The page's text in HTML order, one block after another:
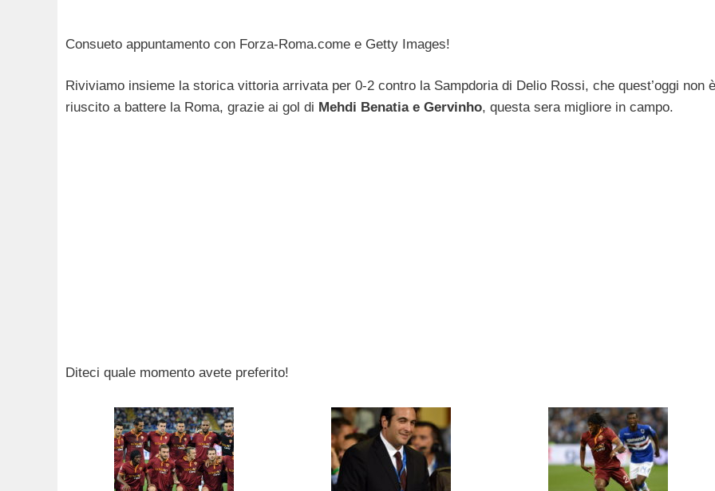
Consueto appuntamento con Forza-Roma.come e Getty Images!
Riviviamo insieme la storica vittoria arrivata per 0-2 contro la Sampdoria di Delio Rossi, che quest’oggi non è
riuscito a battere la Roma, grazie ai gol di Mehdi Benatia e Gervinho, questa sera migliore in campo.
Diteci quale momento avete preferito!